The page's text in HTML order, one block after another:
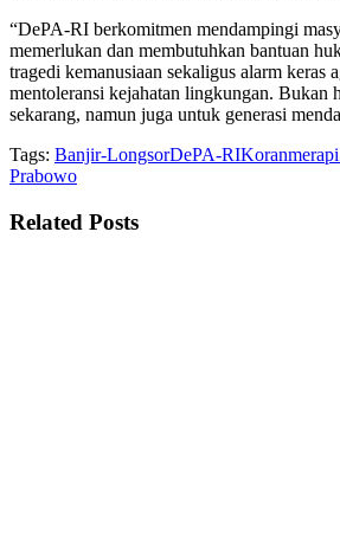
“DePA-RI berkomitmen mendampingi
memerlukan dan membutuhkan bantuan
tragedi kemanusiaan sekaligus alarm keras
mentoleransi kejahatan lingkungan. Bukan
sekarang, namun juga untuk generasi
Tags: Banjir-LongsorDePA-RI
Prabowo
Related Posts